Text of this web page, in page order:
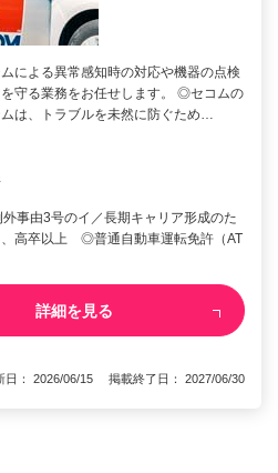
による異常感知時の対応や機器の点検
守る業務をお任せします。 ◎セコムの
は、トラブルを未然に防ぐため…
事由3号のイ／長期キャリア形成のた
、高卒以上 ◎普通自動車運転免許（AT
詳細を見る
日： 2026/06/15 掲載終了日： 2027/06/30